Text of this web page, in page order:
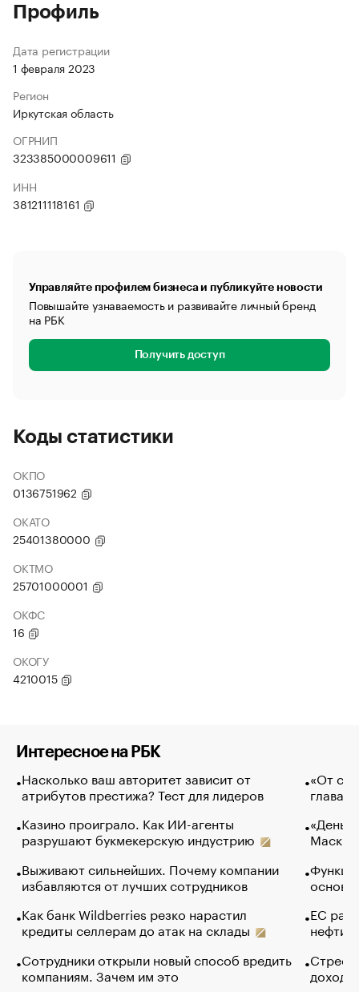
Профиль
Дата регистрации
1 февраля 2023
Регион
Иркутская область
ОГРНИП
323385000009611
ИНН
381211118161
Управляйте профилем бизнеса и публикуйте новости
Повышайте узнаваемость и развивайте личный бренд
на РБК
Получить доступ
Коды статистики
ОКПО
0136751962
ОКАТО
25401380000
ОКТМО
25701000001
ОКФС
16
ОКОГУ
4210015
Интересное на РБК
Насколько ваш авторитет зависит от
атрибутов престижа? Тест для лидеров
Казино проиграло. Как ИИ-агенты
разрушают букмекерскую индустрию
Выживают сильнейших. Почему компании
избавляются от лучших сотрудников
Как банк Wildberries резко нарастил
кредиты селлерам до атак на склады
Сотрудники открыли новый способ вредить
компаниям. Зачем им это
«От
глава
Маск в
основ
ЕС
нефти